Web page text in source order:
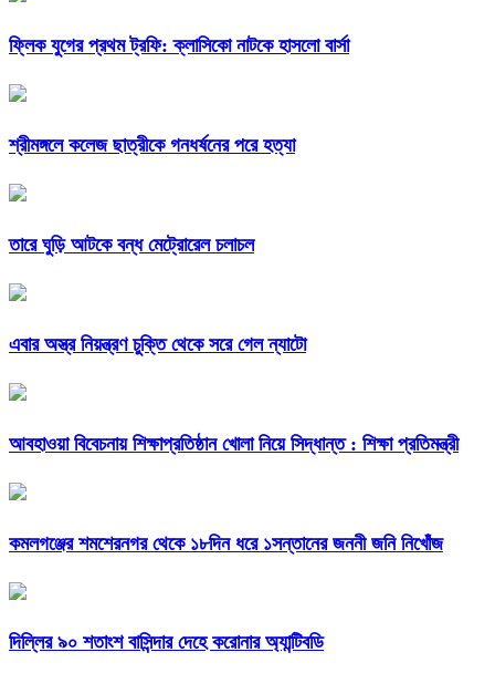
ফ্লিক যুগের প্রথম ট্রফি: ক্লাসিকো নাটকে হাসলো বার্সা
শ্রীমঙ্গলে কলেজ ছাত্রীকে গনধর্ষনের পরে হত্যা
তারে ঘুড়ি আটকে বন্ধ মেট্রোরেল চলাচল
এবার অস্ত্র নিয়ন্ত্রণ চুক্তি থেকে সরে গেল ন্যাটো
আবহাওয়া বিবেচনায় শিক্ষাপ্রতিষ্ঠান খোলা নিয়ে সিদ্ধান্ত : শিক্ষা প্রতিমন্ত্রী
কমলগঞ্জের শমশেরনগর থেকে ১৮দিন ধরে ১সন্তানের জননী জনি নিখোঁজ
দিল্লির ৯০ শতাংশ বাসিন্দার দেহে করোনার অ্যান্টিবডি